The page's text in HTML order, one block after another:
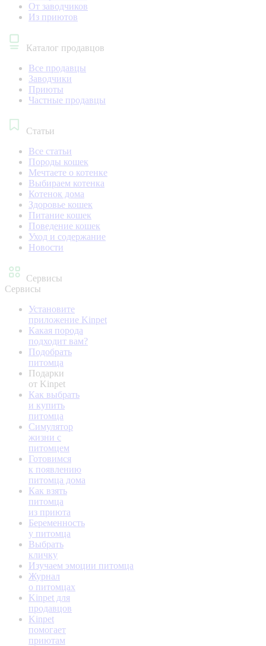
От заводчиков
Из приютов
Каталог продавцов
Все продавцы
Заводчики
Приюты
Частные продавцы
Статьи
Все статьи
Породы кошек
Мечтаете о котенке
Выбираем котенка
Котенок дома
Здоровье кошек
Питание кошек
Поведение кошек
Уход и содержание
Новости
Сервисы
Сервисы
Установите
приложение Kinpet
Какая порода
подходит вам?
Подобрать
питомца
Подарки
от Kinpet
Как выбрать
и купить
питомца
Симулятор
жизни с
питомцем
Готовимся
к появлению
питомца дома
Как взять
питомца
из приюта
Беременность
у питомца
Выбрать
кличку
Изучаем эмоции питомца
Журнал
о питомцах
Kinpet для
продавцов
Kinpet
помогает
приютам